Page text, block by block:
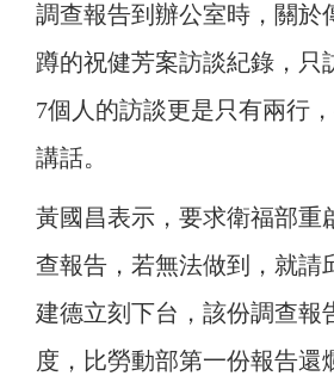
調查報告到辦公室時，關於
蹲的祝健芳案訪談紀錄，只
7個人的訪談更是只有兩行
講話。
黃國昌表示，要求衛福部重
查報告，若無法做到，就請
建德立刻下台，該份調查報
度，比勞動部第一份報告還